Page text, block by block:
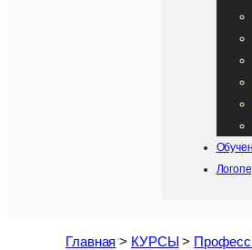
Главная > КУРСЫ >